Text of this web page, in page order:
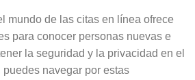
mundo de las citas en línea ofrece
para conocer personas nuevas e
la seguridad y la privacidad en el
navegar por estas